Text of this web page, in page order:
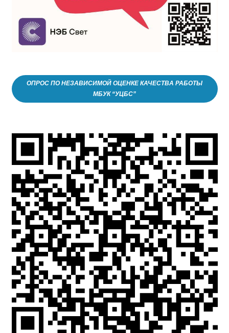
ОПРОС ПО НЕЗАВИСИМОЙ ОЦЕНКЕ КАЧЕСТВА РАБОТЫ
МБУК “УЦБС”